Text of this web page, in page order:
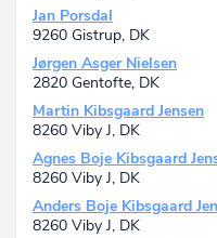
Jan Porsdal
9260 Gistrup, DK
Jørgen Asger Nielsen
2820 Gentofte, DK
Martin Kibsgaard Jensen
8260 Viby J, DK
Agnes Boje Kibsgaard
8260 Viby J, DK
Anders Boje Kibsgaard
8260 Viby J, DK